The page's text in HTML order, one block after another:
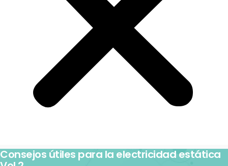
Consejos útiles para la electricidad estática